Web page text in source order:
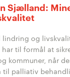
Sjælland:
lindring og
har til formål at
kommuner, når
til palliativ